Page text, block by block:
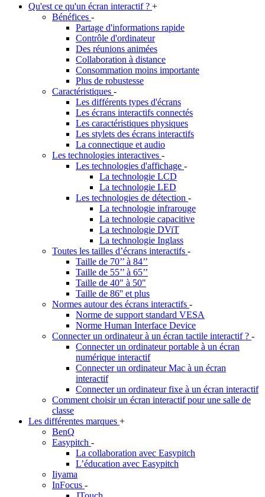
Qu'est ce qu'un écran interactif ? +
Bénéfices -
Partage d'informations rapide
Contrôle d'ordinateur
Des réunions animées
Collaboration à distance
Consommation moins importante
Plus de robustesse
Caractéristiques -
Les différents types d'écrans
Les écrans interactifs connectés
Les caractéristiques physiques
Les stylets des écrans interactifs
La connectique et audio
Les technologies interactives -
Les technologies d'affichage -
La technologie LCD
La technologie LED
Les technologies de détection -
La technologie infrarouge
La technologie capacitive
La technologie DViT
La technologie Inglass
Toutes les tailles d’écrans interactifs -
Taille de 70’’ à 84’’
Taille de 55’’ à 65’’
Taille de 40" à 50"
Taille de 86'' et plus
Normes autour des écrans interactifs -
Norme de support standard VESA
Norme Human Interface Device
Connecter un ordinateur à un écran tactile interactif ? -
Connecter un ordinateur portable à un écran
numérique interactif
Connecter un ordinateur Mac à un écran
interactif
Connecter un ordinateur fixe à un écran interactif
Comment choisir un écran interactif pour une salle de
classe
Les différentes marques +
BenQ
Easypitch -
La collaboration avec Easypitch
L’éducation avec Easypitch
Iiyama
InFocus -